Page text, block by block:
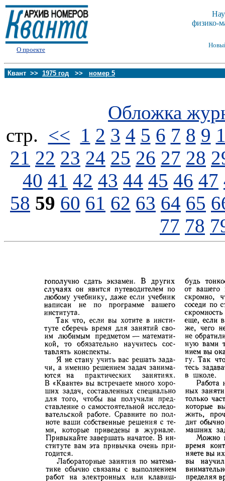
О проекте
физико-
Квант >> 1975 год >> номер 5
Обложка
стp. << 1 2 3 4 5 6 7 8 9
21 22 23 24 25 26 27 28
40 41 42 43 44 45 46 47
58 59 60 61 62 63 64 65
77 78